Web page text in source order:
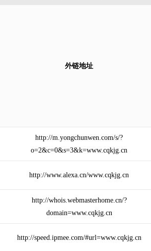
外链地址
http://m.yongchunwen.com/s/?
o=2&c=0&s=3&k=www.cqkjg.cn
http://www.alexa.cn/www.cqkjg.cn
http://whois.webmasterhome.cn/?
domain=www.cqkjg.cn
http://speed.ipmee.com/#url=www.cqkjg.cn